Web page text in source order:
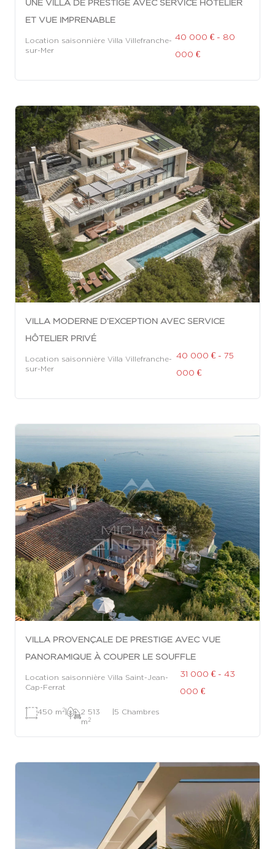
UNE VILLA DE PRESTIGE AVEC SERVICE HÔTELIER
ET VUE IMPRENABLE
Location saisonnière Villa Villefranche-
sur-Mer
40 000 € - 80
000 €
VILLA MODERNE D’EXCEPTION AVEC SERVICE
HÔTELIER PRIVÉ
Location saisonnière Villa Villefranche-
sur-Mer
40 000 € - 75
000 €
VILLA PROVENÇALE DE PRESTIGE AVEC VUE
PANORAMIQUE À COUPER LE SOUFFLE
Location saisonnière Villa Saint-Jean-
Cap-Ferrat
31 000 € - 43
000 €
450 m 2|
2 513
m 2
|5 Chambres